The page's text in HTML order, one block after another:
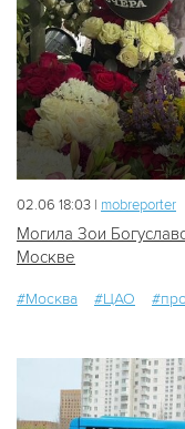
02.06 18:03 | mobreporter
Могила Зои
Москве
#Москва #ЦАО